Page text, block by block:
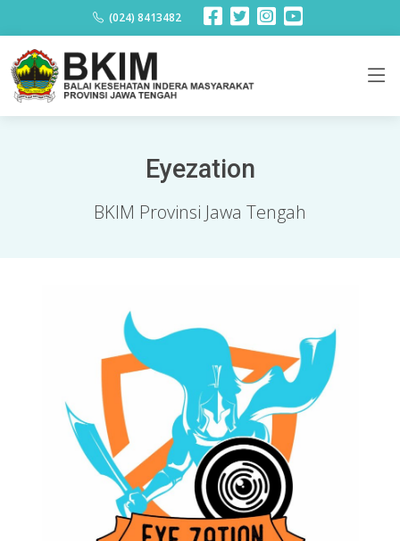
(024) 8413482
Eyezation
BKIM Provinsi Jawa Tengah